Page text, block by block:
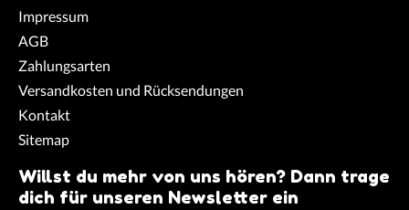
Impressum
AGB
Zahlungsarten
Versandkosten und Rücksendungen
Kontakt
Sitemap
Willst du mehr von uns hören? Dann trage
dich für unseren Newsletter ein